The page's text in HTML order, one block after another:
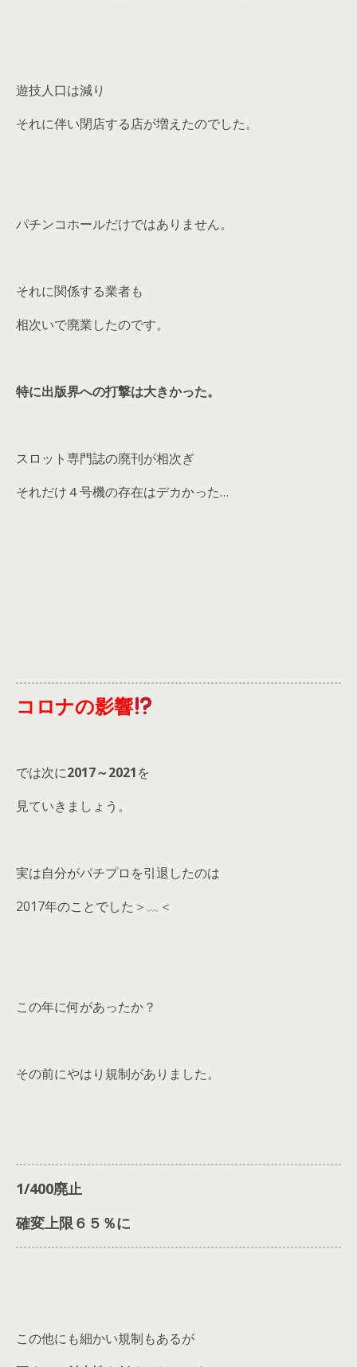
遊技人口は減り
それに伴い閉店する店が増えたのでした。
パチンコホールだけではありません。
それに関係する業者も
相次いで廃業したのです。
特に出版界への打撃は大きかった。
スロット専門誌の廃刊が相次ぎ
それだけ４号機の存在はデカかった…
コロナの影響
では次に2017～2021を
見ていきましょう。
実は自分がパチプロを引退したのは
2017年のことでした＞﹏＜
この年に何があったか？
その前にやはり規制がありました。
1/400廃止
確変上限６５％に
この他にも細かい規制もあるが